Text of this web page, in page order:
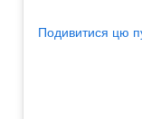
Подивитися цю